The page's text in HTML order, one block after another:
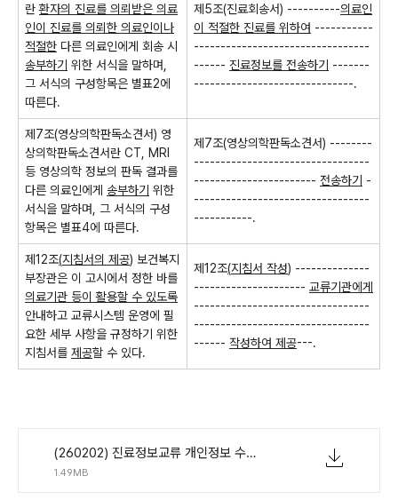
란환자의 진료를 의뢰받은 의료
인이 진료를 의뢰한 의료인이나
적절한 다른 의료인에게 회송 시
송부하기 위한 서식을 말하며
그 서식의 구성항목은 별표2에
따른다.
제 5조(진료회송서) ----------의료인
이 적절한 진료를 위하여 -----------
---------------------------------
------ 진료정보를 전송하기 -------
------------------------------.
제 7조(영상의학판독소견서) 영
상의학판독소견서란 CT, MRI
등 영상의학 정보의 판독 결과를
다른 의료인에게 송부하기 위한
서식을 말하며
그 서식의 구성
항목은 별표4에 따른다.
제 7조(영상의학판독소견서) --------
---------------------------------
----------------------- 전송하기 -
---------------------------------
-----------.
제12조(지침서의 제공) 보건복지
부장관은 이 고시에서 정한 바를
의료기관 등이 활용할 수 있도록
안내하고 교류시스템 운영에 필
요한 세부 사항을 규정하기 위한
지침서를 제공할 수 있다.
제12조(지침서 작성) --------------
--------------------- 교류기관에게
---------------------------------
---------------------------------
------ 작성하여 제공---.
(260202) 진료정보교류 개인정보 수집 및 이용&middot;제공 동의 방법.pdf
1.49MB